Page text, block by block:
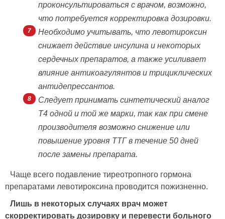
проконсультироваться с врачом, возможно,
что потребуется корректировка дозировки.
Необходимо учитывать, что левотироксин
снижает действие инсулина и некоторых
сердечных препаратов, а также усиливает
влияние антикоагулянтов и трициклических
антидепрессантов.
Следует принимать синтетический аналог
Т4 одной и той же марки, так как при смене
производителя возможно снижение или
повышение уровня ТТГ в течение 50 дней
после замены препарата.
Чаще всего подавление тиреотропного гормона
препаратами левотироксина проводится пожизненно.
Лишь в некоторых случаях врач может
скорректировать дозировку и перевести больного